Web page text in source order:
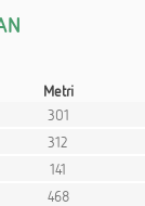
Metri
301
312
141
468